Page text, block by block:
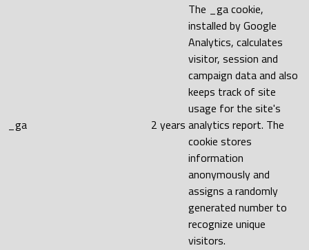
_ga 2 years
The _ga cookie,
installed by Google
Analytics, calculates
visitor, session and
campaign data and also
keeps track of site
usage for the site's
analytics report. The
cookie stores
information
anonymously and
assigns a randomly
generated number to
recognize unique
visitors.